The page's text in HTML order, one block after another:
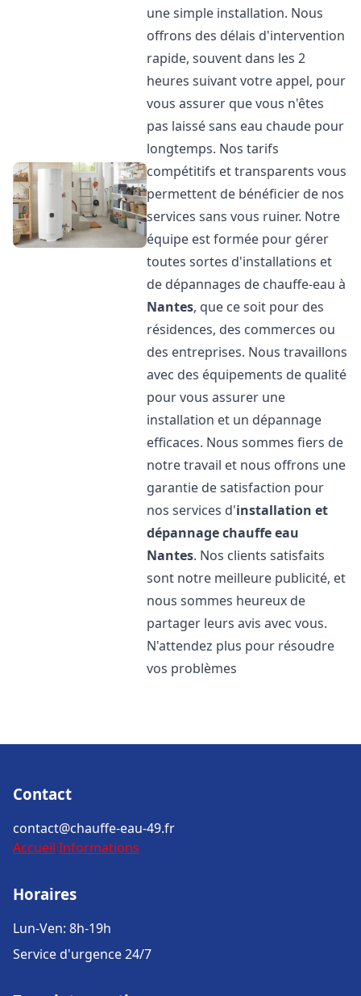
une simple installation. Nous
offrons des délais d'intervention
rapide, souvent dans les 2
heures suivant votre appel, pour
vous assurer que vous n'êtes
pas laissé sans eau chaude pour
longtemps. Nos tarifs
compétitifs et transparents vous
permettent de bénéficier de nos
services sans vous ruiner. Notre
équipe est formée pour gérer
toutes sortes d'installations et
de dépannages de chauffe-eau à
Nantes, que ce soit pour des
résidences, des commerces ou
des entreprises. Nous travaillons
avec des équipements de qualité
pour vous assurer une
installation et un dépannage
efficaces. Nous sommes fiers de
notre travail et nous offrons une
garantie de satisfaction pour
nos services d'installation et
dépannage chauffe eau
Nantes. Nos clients satisfaits
sont notre meilleure publicité, et
nous sommes heureux de
partager leurs avis avec vous.
N'attendez plus pour résoudre
vos problèmes
Contact
contact@chauffe-eau-49.fr
Accueil Informations
Horaires
Lun-Ven: 8h-19h
Service d'urgence 24/7